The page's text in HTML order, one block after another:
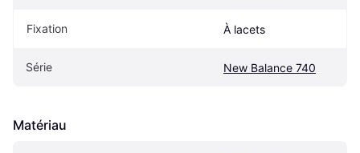
Fixation À lacets
Série New Balance 740
Matériau